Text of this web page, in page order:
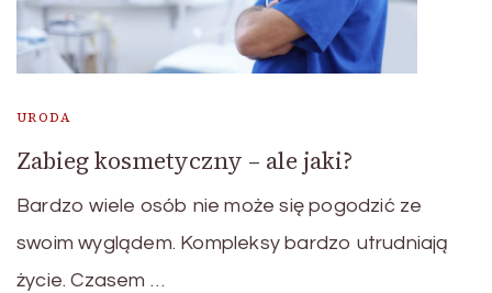
URODA
Zabieg kosmetyczny – ale jaki?
Bardzo wiele osób nie może się pogodzić ze
swoim wyglądem. Kompleksy bardzo utrudniają
życie. Czasem …